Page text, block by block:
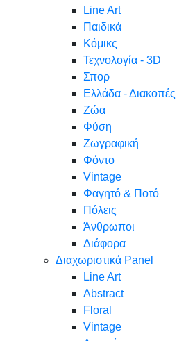
Line Art
Παιδικά
Κόμικς
Τεχνολογία - 3D
Σπορ
Ελλάδα - Διακοπές
Ζώα
Φύση
Ζωγραφική
Φόντο
Vintage
Φαγητό & Ποτό
Πόλεις
Άνθρωποι
Διάφορα
Διαχωριστικά Panel
Line Art
Abstract
Floral
Vintage